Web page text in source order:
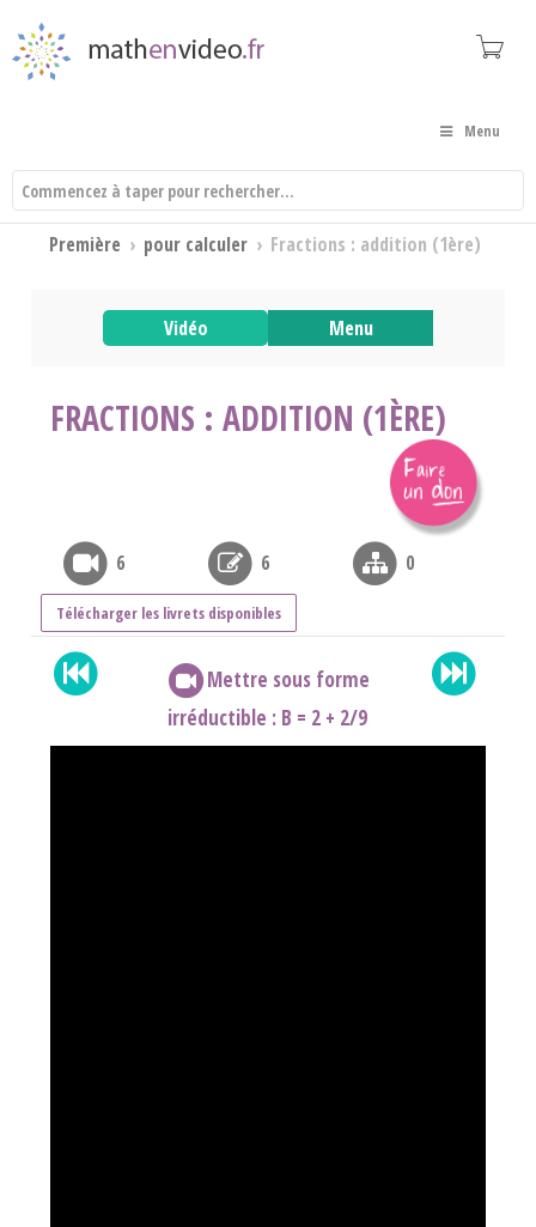
Menu
Première › pour calculer › Fractions : addition (1ère)
Vidéo Menu
FRACTIONS : ADDITION (1ÈRE)
6 6 0
Télécharger les livrets disponibles
Mettre sous forme
irréductible : B = 2 + 2/9